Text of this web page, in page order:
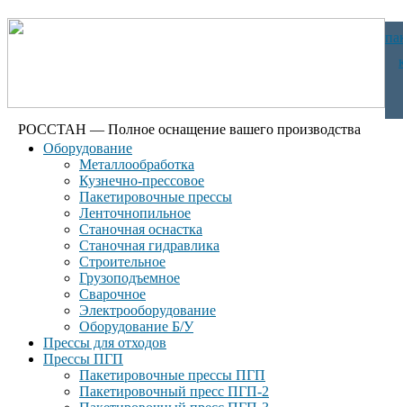
РОССТАН — Полное оснащение вашего производства
Оборудование
Металлообработка
Кузнечно-прессовое
Пакетировочные прессы
Ленточнопильное
Станочная оснастка
Станочная гидравлика
Строительное
Грузоподъемное
Сварочное
Электрооборудование
Оборудование Б/У
Прессы для отходов
Прессы ПГП
Пакетировочные прессы ПГП
Пакетировочный пресс ПГП-2